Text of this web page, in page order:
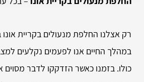
רק אצלנו החלפת מנעולים בקריית
במהלך החיים אנו לפעמים נקלעים
כולו. בזמנו כאשר הזדקקו לדבר